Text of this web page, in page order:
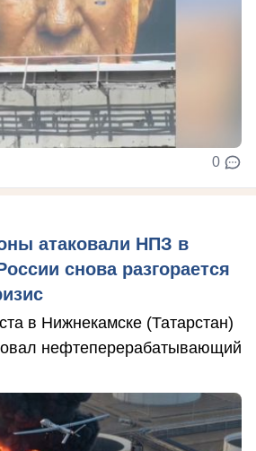
0
атаковали НПЗ в
снова разгорается
в Нижнекамске (Татарстан)
нефтеперерабатывающий